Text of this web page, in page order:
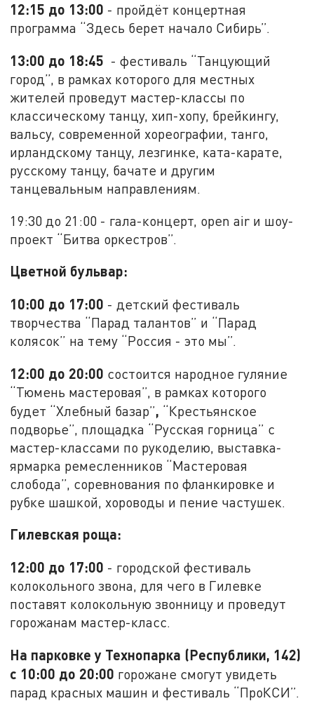
12:15 до 13:00 - пройдёт концертная
программа “Здесь берет начало Сибирь”.
13:00 до 18:45 - фестиваль “Танцующий
город”, в рамках которого для местных
жителей проведут мастер-классы по
классическому танцу, хип-хопу, брейкингу,
вальсу, современной хореографии, танго,
ирландскому танцу, лезгинке, ката-карате,
русскому танцу, бачате и другим
танцевальным направлениям.
19:30 до 21:00 - гала-концерт, open air и шоу-
проект “Битва оркестров”.
Цветной бульвар:
10:00 до 17:00 - детский фестиваль
творчества “Парад талантов” и “Парад
колясок” на тему “Россия - это мы”.
12:00 до 20:00 состоится народное гуляние
“Тюмень мастеровая”, в рамках которого
будет “Хлебный базар”, “Крестьянское
подворье”, площадка “Русская горница” с
мастер-классами по рукоделию, выставка-
ярмарка ремесленников “Мастеровая
слобода”, соревнования по фланкировке и
рубке шашкой, хороводы и пение частушек.
Гилевская роща:
12:00 до 17:00 - городской фестиваль
колокольного звона, для чего в Гилевке
поставят колокольную звонницу и проведут
горожанам мастер-класс.
На парковке у Технопарка (Республики, 142)
с 10:00 до 20:00 горожане смогут увидеть
парад красных машин и фестиваль “ПроКСИ”.